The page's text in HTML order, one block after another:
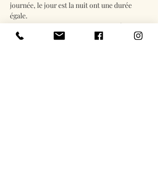
journée, le jour est la nuit ont une durée
égale.
C'est le bon moment pour trouver l'équilibre
entre nos parts sombres et lumineuses, pour